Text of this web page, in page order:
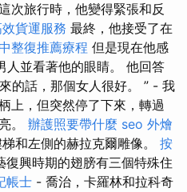
次旅行時，他變得緊張和反
貨運服務 最終，他接受了在
整復推薦療程 但是現在他感
人並看著他的眼睛。 他回答
的話，那個女人很好。 ” - 我
上，但突然停了下來，轉過
。 辦護照要帶什麼 seo 外燴
和左側的赫拉克爾雕像。 按
復興時期的翅膀有三個特殊住
帳士 - 喬治，卡羅林和拉科奇